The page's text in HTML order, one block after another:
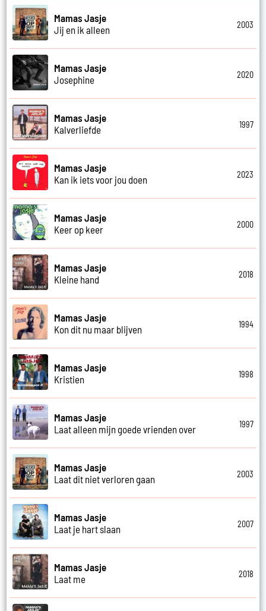
Mamas Jasje
Jij en ik alleen
2003
Mamas Jasje
Josephine
2020
Mamas Jasje
Kalverliefde
1997
Mamas Jasje
Kan ik iets voor jou doen
2023
Mamas Jasje
Keer op keer
2000
Mamas Jasje
Kleine hand
2018
Mamas Jasje
Kon dit nu maar blijven
1994
Mamas Jasje
Kristien
1998
Mamas Jasje
Laat alleen mijn goede vrienden over
1997
Mamas Jasje
Laat dit niet verloren gaan
2003
Mamas Jasje
Laat je hart slaan
2007
Mamas Jasje
Laat me
2018